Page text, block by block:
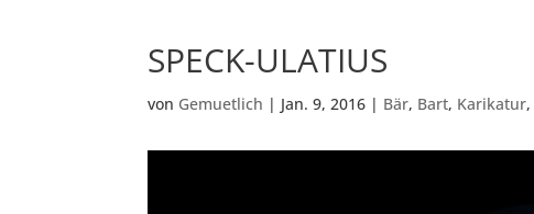
SPECK-ULATIUS
von Gemuetlich | Jan. 9, 2016 | Bär, Bart, Karikatur,